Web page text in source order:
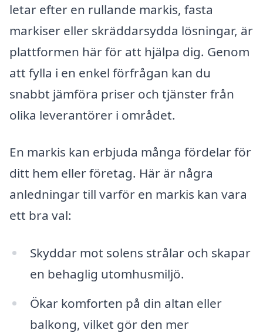
letar efter en rullande markis, fasta
markiser eller skräddarsydda lösningar, är
plattformen här för att hjälpa dig. Genom
att fylla i en enkel förfrågan kan du
snabbt jämföra priser och tjänster från
olika leverantörer i området.
En markis kan erbjuda många fördelar för
ditt hem eller företag. Här är några
anledningar till varför en markis kan vara
ett bra val:
Skyddar mot solens strålar och skapar
en behaglig utomhusmiljö.
Ökar komforten på din altan eller
balkong, vilket gör den mer